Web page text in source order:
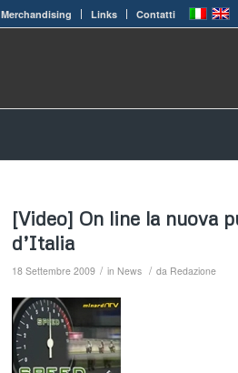
Merchandising Links Contatti
[Video] On line la nuova
d’Italia
18 Settembre 2009 / in News / da Redazione